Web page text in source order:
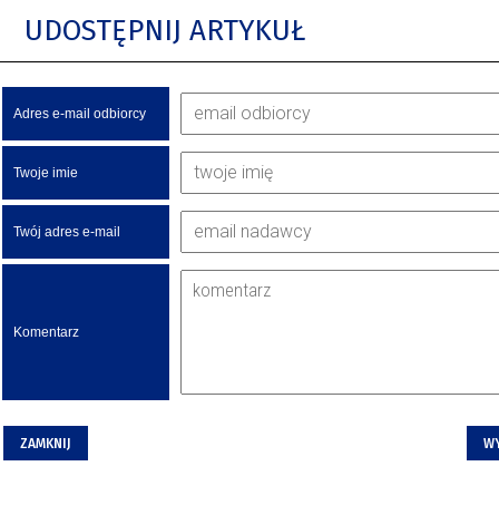
UDOSTĘPNIJ ARTYKUŁ
Adres e-mail odbiorcy
Twoje imie
Twój adres e-mail
Komentarz